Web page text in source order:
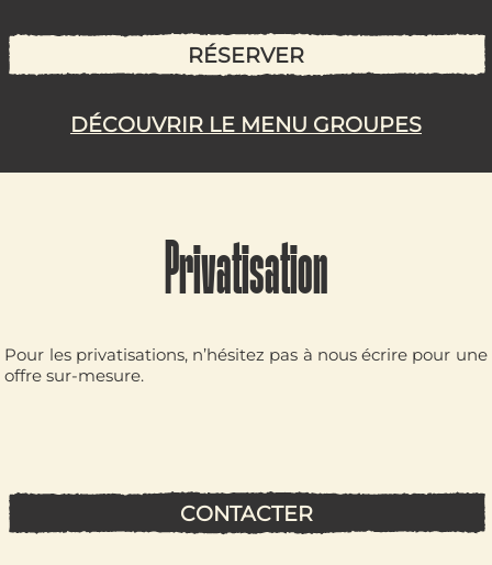
RÉSERVER
DÉCOUVRIR LE MENU GROUPES
Privatisation
Pour les privatisations, n’hésitez pas à nous écrire pour une
offre sur-mesure.
CONTACTER